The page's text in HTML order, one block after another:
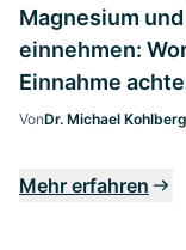
Magnesium
einnehmen:
Einnahme
VonDr. Michael
Mehr erfahren